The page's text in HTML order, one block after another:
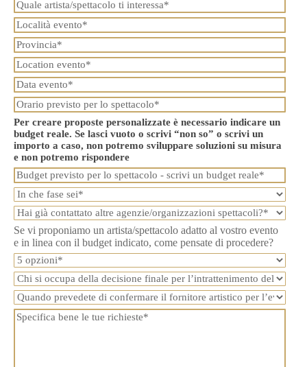
Per creare proposte personalizzate è necessario indicare un
budget reale. Se lasci vuoto o scrivi “non so” o scrivi un
importo a caso, non potremo sviluppare soluzioni su misura
e non potremo rispondere
Se vi proponiamo un artista/spettacolo adatto al vostro evento
e in linea con il budget indicato, come pensate di procedere?